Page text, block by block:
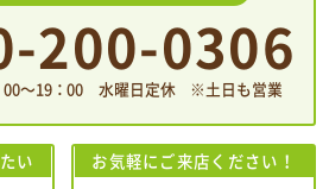
200-0306
00〜19：00 水曜日定休 ※土日も営業
い お気軽にご来店ください！